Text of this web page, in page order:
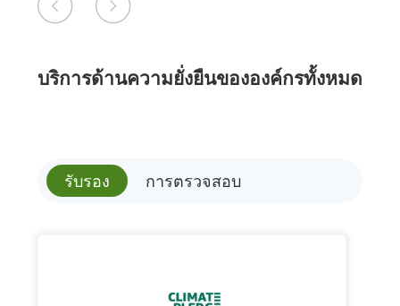
บริการด้านความยั่งยืนขององค์กรทั้งหมด
รับรอง การตรวจสอบ